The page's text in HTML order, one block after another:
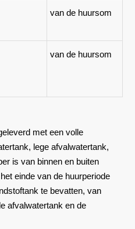
van de huursom
van de huursom
met een volle
lege afvalwatertank,
is van binnen en buiten
einde van de huurperiode
te bevatten, van
afvalwatertank en de